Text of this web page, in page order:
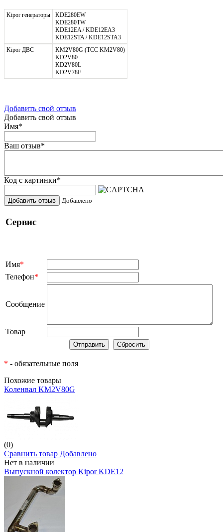
Kipor генераторы
KDE280EW
KDE280TW
KDE12EA / KDE12EA3
KDE12STA / KDE12STA3
Kipor ДВС
KM2V80G (ТСС KM2V80)
KD2V80
KD2V80L
KD2V78F
Добавить свой отзыв
Добавить свой отзыв
Имя*
Ваш отзыв*
Код с картинки*
Добавить отзыв Добавлено
Сервис
Имя*
Телефон*
Сообщение
Товар
* - обязательные поля
Похожие товары
Коленвал KM2V80G
(0)
Сравнить товар Добавлено
Нет в наличии
Выпускной колектор Kipor KDE12